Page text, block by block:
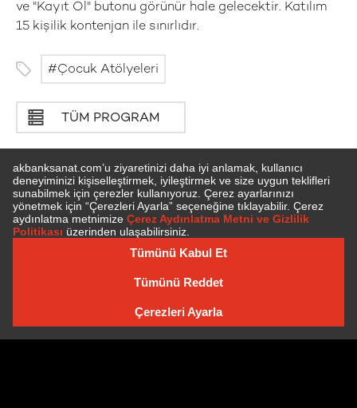
ve "Kayıt Ol" butonu görünür hale gelecektir. Katılım
15 kişilik kontenjan ile sınırlıdır.
Çocuk Atölyeleri
TÜM PROGRAM